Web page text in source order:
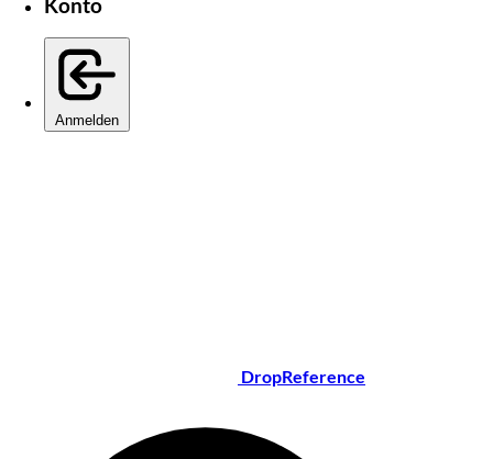
Konto
Anmelden
DropReference